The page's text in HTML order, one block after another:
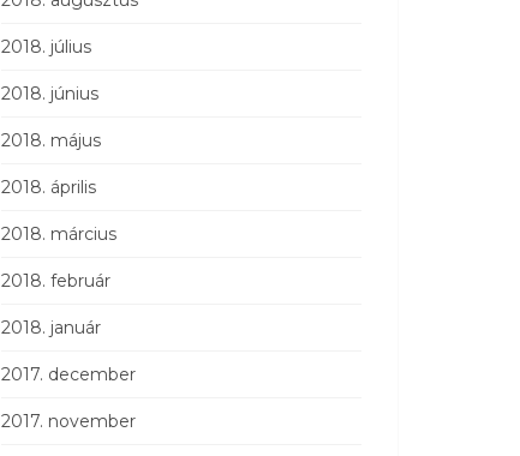
2018. július
2018. június
2018. május
2018. április
2018. március
2018. február
2018. január
2017. december
2017. november